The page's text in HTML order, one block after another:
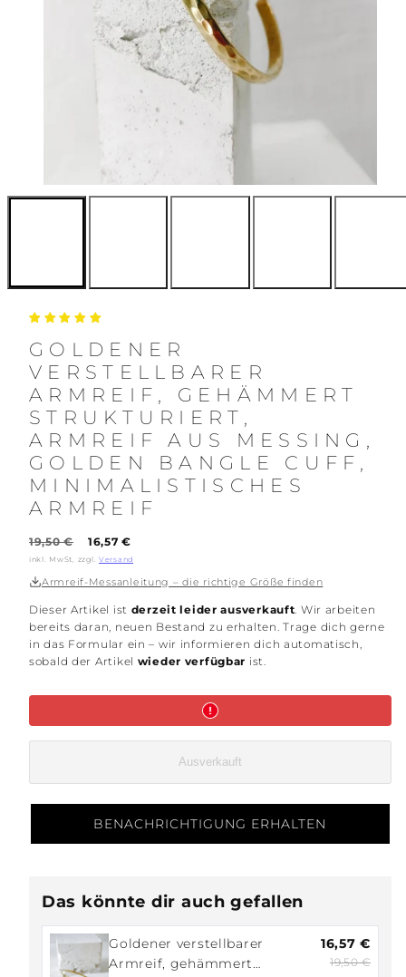
GOLDENER
VERSTELLBARER
ARMREIF, GEHÄMMERT
STRUKTURIERT,
ARMREIF AUS MESSING,
GOLDEN BANGLE CUFF,
MINIMALISTISCHES
ARMREIF
Regulärer
Preis
19,50 € Verkaufspreis
16,57 €
inkl. MwSt, zzgl. Versand
Armreif-Messanleitung – die richtige Größe finden
Dieser Artikel ist derzeit leider ausverkauft . Wir arbeiten
bereits daran, neuen Bestand zu erhalten. Trage dich gerne
in das Formular ein – wir informieren dich automatisch,
sobald der Artikel wieder verfügbar ist.
Ausverkauft
BENACHRICHTIGUNG ERHALTEN
Das könnte dir auch gefallen
Goldener verstellbarer
Armreif, gehämmert
16,57 €
19,50 €